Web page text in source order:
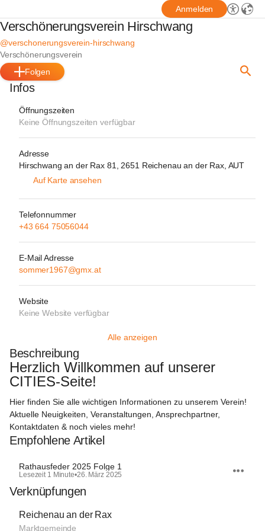
Anmelden
Verschönerungsverein Hirschwang
@verschonerungsverein-hirschwang
Verschönerungsverein
Folgen
Infos
Öffnungszeiten
Keine Öffnungszeiten verfügbar
Adresse
Hirschwang an der Rax 81, 2651 Reichenau an der Rax, AUT
Auf Karte ansehen
Telefonnummer
+43 664 75056044
E-Mail Adresse
sommer1967@gmx.at
Website
Keine Website verfügbar
Alle anzeigen
Beschreibung
Herzlich Willkommen auf unserer
CITIES-Seite!
Hier finden Sie alle wichtigen Informationen zu unserem Verein!
Aktuelle Neuigkeiten, Veranstaltungen, Ansprechpartner,
Kontaktdaten & noch vieles mehr!
Empfohlene Artikel
Rathausfeder 2025 Folge 1
Lesezeit 1 Minute•26. März 2025
Verknüpfungen
Reichenau an der Rax
Marktgemeinde